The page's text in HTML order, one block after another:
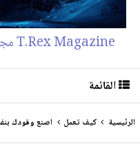
T.Rex Magazine مجلة علمية ثقافية لايت و بالعربي.
القائمة
الرئيسية كيف تعمل اصنع وقودك